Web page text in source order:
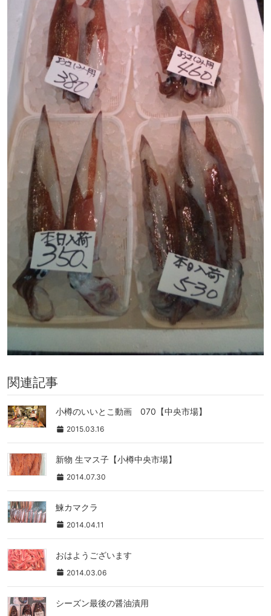
関連記事
小樽のいいとこ動画 070【中央市場】
2015.03.16
新物 生マス子【小樽中央市場】
2014.07.30
鰊カマクラ
2014.04.11
おはようございます
2014.03.06
シーズン最後の醤油漬用